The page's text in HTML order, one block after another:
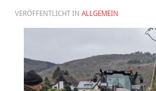
VERÖFFENTLICHT IN ALLGEMEIN